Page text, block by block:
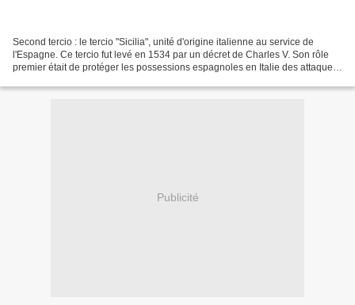
Second tercio : le tercio "Sicilia", unité d'origine italienne au service de
l'Espagne. Ce tercio fut levé en 1534 par un décret de Charles V. Son rôle
premier était de protéger les possessions espagnoles en Italie des attaques
Publicité